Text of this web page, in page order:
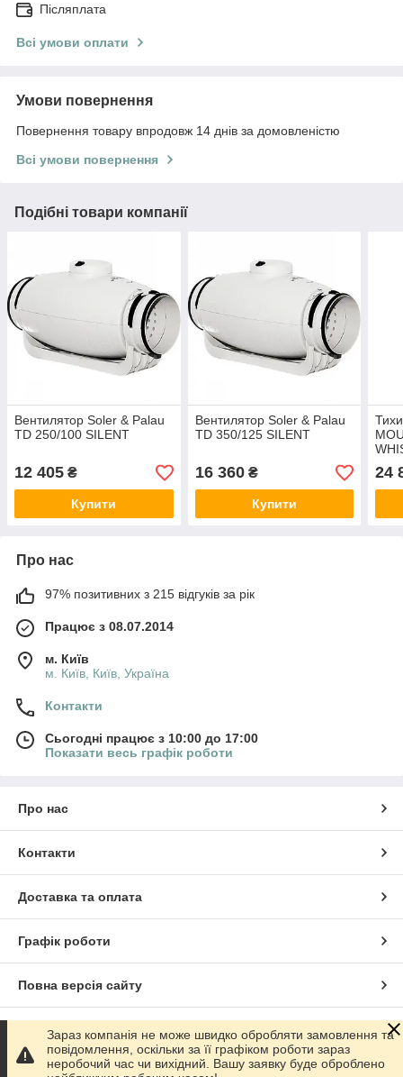
Післяплата
Всі умови оплати
Умови повернення
Повернення товару впродовж 14 днів за домовленістю
Всі умови повернення
Подібні товари компанії
Вентилятор Soler & Palau
TD 250/100 SILENT
12 405 ₴
Купити
Вентилятор Soler & Palau
TD 350/125 SILENT
16 360₴
Купити
—
24
Про нас
97% позитивних з 215 відгуків за рік
Працює з 08.07.2014
м. Київ
м. Київ, Київ, Україна
Контакти
Сьогодні працює з 10:00 до 17:00
Показати весь графік роботи
Про нас
Контакти
Доставка та оплата
Графік роботи
Повна версія сайту
Сайт створено на маркетплейсіProm.ua
Політика конфіденційності
Зараз компанія не може швидко обробляти замовлення та
повідомлення, оскільки за її графіком роботи зараз
неробочий час чи вихідний. Вашу заявку буде оброблено